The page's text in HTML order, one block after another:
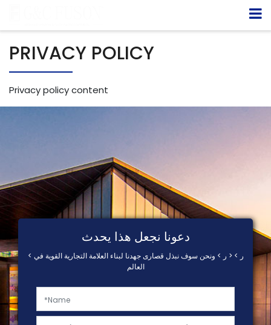
PRIVACY POLICY
Privacy policy content
دعونا نجعل هذا يحدث
< ر > < ر > ونحن سوف نبذل قصارى جهدنا لبناء العلامة التجارية القوية في
العالم